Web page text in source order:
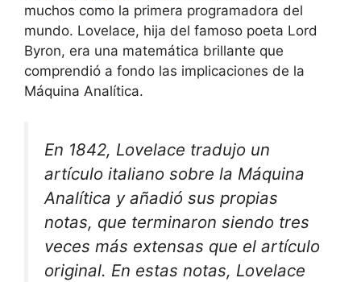
muchos como la primera programadora del
mundo. Lovelace, hija del famoso poeta Lord
Byron, era una matemática brillante que
comprendió a fondo las implicaciones de la
Máquina Analítica.
En 1842, Lovelace tradujo un
artículo italiano sobre la Máquina
Analítica y añadió sus propias
notas, que terminaron siendo tres
veces más extensas que el artículo
original. En estas notas, Lovelace